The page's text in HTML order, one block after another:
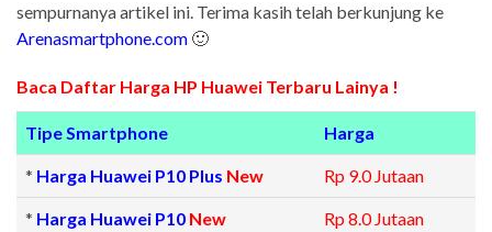
sempurnanya artikel ini. Terima kasih telah berkunjung ke
Arenasmartphone.com 🙂
Baca Daftar Harga HP Huawei Terbaru Lainya !
Tipe Smartphone Harga
* Harga Huawei P10 Plus New Rp 9.0 Jutaan
* Harga Huawei P10 New Rp 8.0 Jutaan